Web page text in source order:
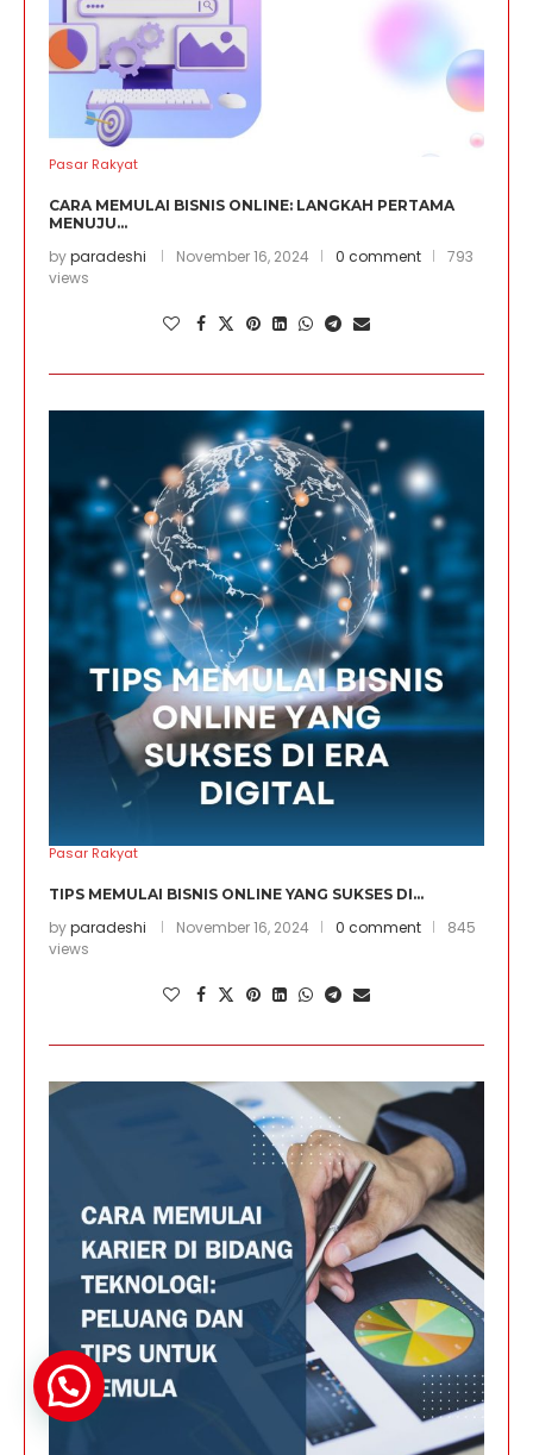
Pasar Rakyat
CARA MEMULAI BISNIS ONLINE: LANGKAH PERTAMA
MENUJU...
byparadeshi November 16, 2024 0 comment
793
views
Pasar Rakyat
TIPS MEMULAI BISNIS ONLINE YANG SUKSES DI...
byparadeshi November 16, 2024 0 comment
845
views
Butuh Bantuan?